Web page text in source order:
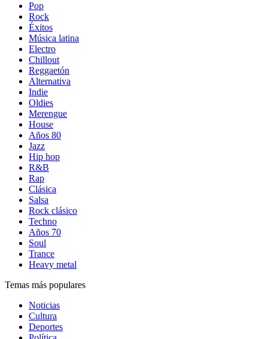
Pop
Rock
Éxitos
Música latina
Electro
Chillout
Reggaetón
Alternativa
Indie
Oldies
Merengue
House
Años 80
Jazz
Hip hop
R&B
Rap
Clásica
Salsa
Rock clásico
Techno
Años 70
Soul
Trance
Heavy metal
Temas más populares
Noticias
Cultura
Deportes